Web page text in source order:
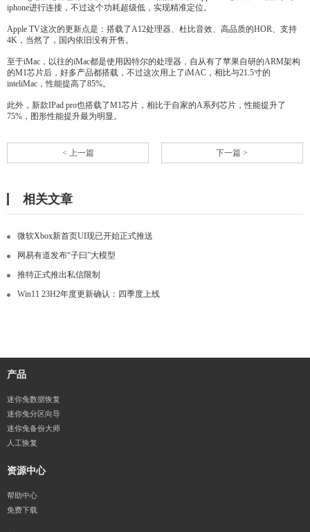
iphone进行连接，不过这个功耗超级低，实现精准定位。
Apple TV这次的更新点是：搭载了A12处理器、杜比音效、高品质的HOR、支持
4K，当然了，国内依旧没有开售。
至于iMac，以往的iMac都是使用因特尔的处理器，自从有了苹果自研的ARM架构
的M1芯片后，好多产品都搭载，不过这次用上了iMAC，相比与21.5寸的
inteliMac，性能提高了85%。
此外，新款IPad pro也搭载了M1芯片，相比于自家的A系列芯片，性能提升了
75%，图形性能提升最为明显。
< 上一篇 下一篇 >
相关文章
微软Xbox新首页UI现已开始正式推送
网易有道发布“子曰”大模型
推特正式推出私信限制
Win11 23H2年度更新确认：四季度上线
产品
迷你兔数据恢复
迷你兔分区向导
迷你兔备份大师
人工恢复
资源中心
帮助中心
免费下载